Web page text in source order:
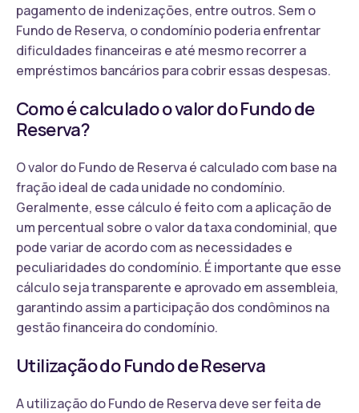
pagamento de indenizações, entre outros. Sem o
Fundo de Reserva, o condomínio poderia enfrentar
dificuldades financeiras e até mesmo recorrer a
empréstimos bancários para cobrir essas despesas.
Como é calculado o valor do Fundo de
Reserva?
O valor do Fundo de Reserva é calculado com base na
fração ideal de cada unidade no condomínio.
Geralmente, esse cálculo é feito com a aplicação de
um percentual sobre o valor da taxa condominial, que
pode variar de acordo com as necessidades e
peculiaridades do condomínio. É importante que esse
cálculo seja transparente e aprovado em assembleia,
garantindo assim a participação dos condôminos na
gestão financeira do condomínio.
Utilização do Fundo de Reserva
A utilização do Fundo de Reserva deve ser feita de